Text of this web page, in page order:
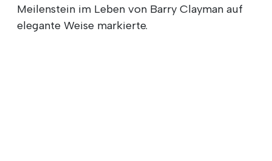
Meilenstein im Leben von Barry Clayman auf
elegante Weise markierte.